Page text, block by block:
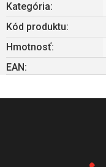
Kategória:
Kód produktu:
Hmotnosť:
EAN :